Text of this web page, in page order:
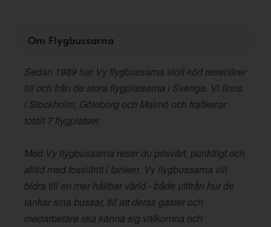
Om Flygbussarna
Sedan 1989 har Vy flygbussarna stolt kört resenärer
till och från de stora flygplatserna i Sverige. Vi finns
i Stockholm, Göteborg och Malmö och trafikerar
totalt 7 flygplatser.
Med Vy flygbussarna reser du prisvärt, punktligt och
alltid med fossilfritt i tanken. Vy flygbussarna vill
bidra till en mer hållbar värld - både utifrån hur de
tankar sina bussar, till att deras gäster och
medarbetare ska känna sig välkomna och